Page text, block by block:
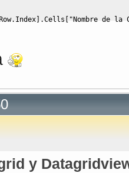
. Index] .Cells [ "Nombre de la
y